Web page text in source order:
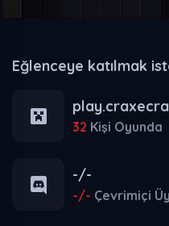
Eğlenceye katılmak
32 Kişi Oyunda
-/-
-/- Çevrimiçi